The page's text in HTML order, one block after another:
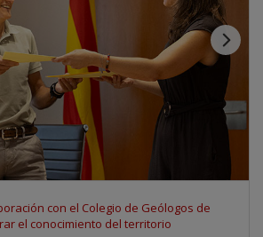
Economy Congress 2026 para debatir
de observación de la Tierra